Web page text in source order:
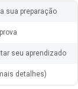
sua preparação
seu aprendizado
detalhes)